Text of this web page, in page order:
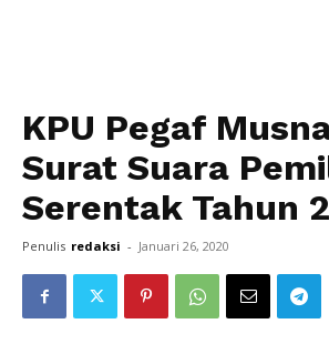
KPU Pegaf
Surat Suara
Serentak Tahun
Penulis redaksi - Januari 26, 2020